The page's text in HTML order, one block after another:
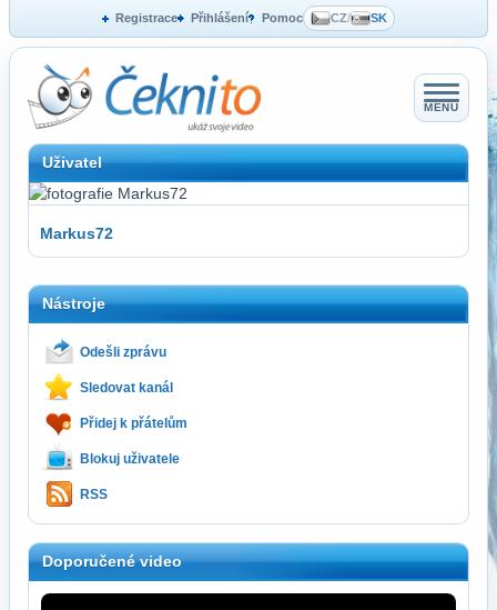
Registrace Přihlášení Pomoc CZ/ SK
MENU
Uživatel
Markus72
Nástroje
Odešli zprávu
Sledovat kanál
Přidej k přátelům
Blokuj uživatele
RSS
Doporučené video